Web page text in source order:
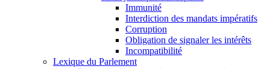
Immunité
Interdiction des mandats impératifs
Corruption
Obligation de signaler les intérêts
Incompatibilité
Lexique du Parlement